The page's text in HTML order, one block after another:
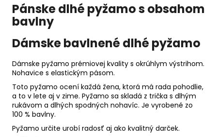
Pánske dlhé pyžamo s obsahom
bavlny
Dámske bavlnené dlhé pyžamo
Dámske pyžamo prémiovej kvality s okrúhlym výstrihom.
Nohavice s elastickým pásom.
Toto pyžamo ocení každá žena, ktorá má rada pohodlie,
a to v lete aj v zime. Pyžamo sa skladá z trička s dlhým
rukávom a dlhých spodných nohavíc. Je vyrobené zo
100 % bavlny.
Pyžamo určite urobí radosť aj ako kvalitný darček.